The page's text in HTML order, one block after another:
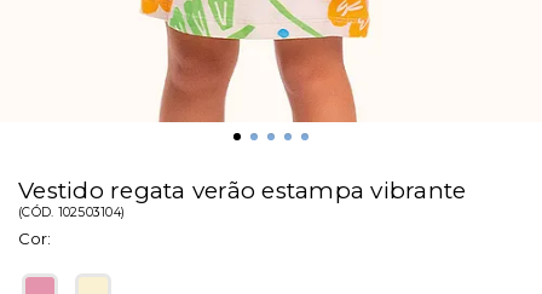
Vestido regata verão estampa vibrante
(CÓD. 102503104)
Cor: